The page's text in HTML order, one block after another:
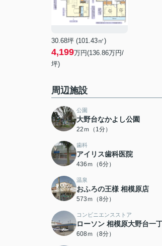
30.68坪 (101.43㎡)
4,199万円(136.86万円/
坪)
周辺施設
公園
大野台なかよし公園
22ｍ（1分）
歯科
アイリス歯科医院
436ｍ（6分）
温泉
おふろの王様 相模原店
573ｍ（8分）
コンビニエンスストア
ローソン 相模原大野台一
608ｍ（8分）